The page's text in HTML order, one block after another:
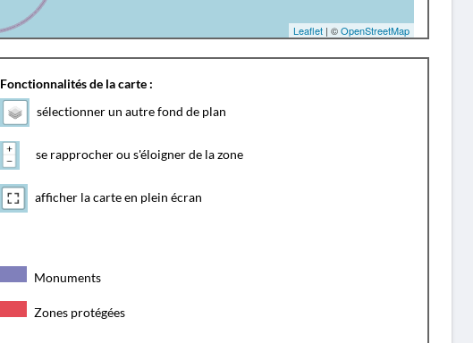
Leaflet | ©OpenStreetMap
Fonctionnalités de la carte :
sélectionner un autre fond de plan
se rapprocher ou s'éloigner de la zone
afficher la carte en plein écran
Monuments
Zones protégées